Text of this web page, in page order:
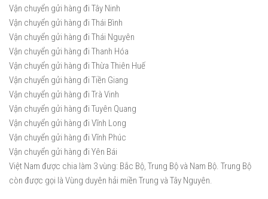
Vận chuyển gửi hàng đi Tây Ninh
Vận chuyển gửi hàng đi Thái Bình
Vận chuyển gửi hàng đi Thái Nguyên
Vận chuyển gửi hàng đi Thanh Hóa
Vận chuyển gửi hàng đi Thừa Thiên Huế
Vận chuyển gửi hàng đi Tiền Giang
Vận chuyển gửi hàng đi Trà Vinh
Vận chuyển gửi hàng đi Tuyên Quang
Vận chuyển gửi hàng đi Vĩnh Long
Vận chuyển gửi hàng đi Vĩnh Phúc
Vận chuyển gửi hàng đi Yên Bái
Việt Nam được chia làm 3 vùng: Bắc Bộ, Trung Bộ và Nam Bộ. Trung Bộ
còn được gọi là Vùng duyên hải miền Trung và Tây Nguyên.